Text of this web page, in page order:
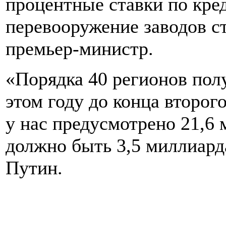
перевооружение заводов
премьер-министр.
«Порядка 40 регионов
этом году до конца
у нас предусмотрено 21,6
должно быть 3,5
Путин.